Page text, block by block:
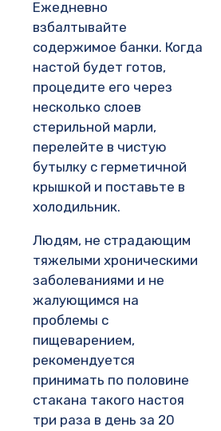
Ежедневно
взбалтывайте
содержимое банки. Когда
настой будет готов,
процедите его через
несколько слоев
стерильной марли,
перелейте в чистую
бутылку с герметичной
крышкой и поставьте в
холодильник.
Людям, не страдающим
тяжелыми хроническими
заболеваниями и не
жалующимся на
проблемы с
пищеварением,
рекомендуется
принимать по половине
стакана такого настоя
три раза в день за 20